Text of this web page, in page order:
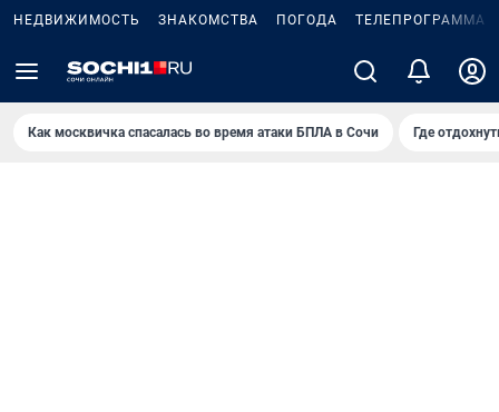
НЕДВИЖИМОСТЬ ЗНАКОМСТВА ПОГОДА ТЕЛЕПРОГРАММА
Как москвичка спасалась во время атаки БПЛА в Сочи Где